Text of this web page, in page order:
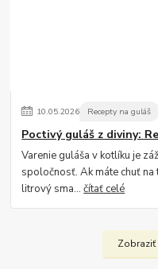
10.05.2026 Recepty na guláš
Poctivý guláš z diviny:
Varenie guláša v kotlíku je
spoločnosť. Ak máte chuť
litrový sma...čítať celé
Zobraziť